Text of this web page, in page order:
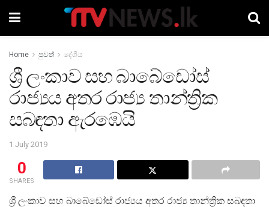
Home පුවත් දේශීය
ශ්‍රී ලංකාව සහ බාබේඩෝස්
රාජ්‍යය අතර රාජ්‍ය තාන්ත්‍රික
සබඳතා ඇරඹෙයි
1 July 2019
0
SHARES
ශ්‍රී ලංකාව සහ බාබේඩෝස් රාජ්‍යය අතර රාජ්‍ය තාන්ත්‍රික සබඳතා